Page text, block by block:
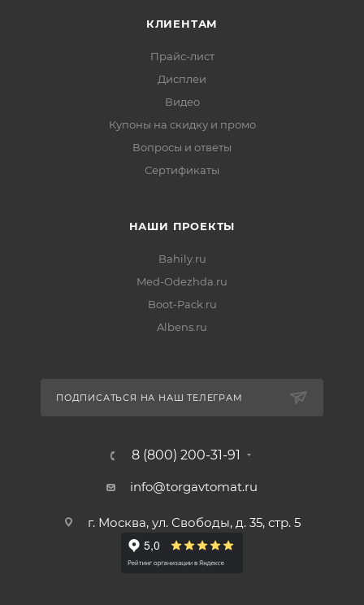
КЛИЕНТАМ
Прайс-лист
Дисплеи
Видео
Купоны на скидку и промо
Вопросы и ответы
Сертификаты
НАШИ ПРОЕКТЫ
Bahily.ru
Med-Odezhda.ru
Boot-Pack.ru
Albens.ru
ПОДПИСАТЬСЯ НА НАШ ТЕЛЕГРАМ
8 (800) 200-31-91
info@torgavtomat.ru
г. Москва, ул. Свободы, д. 35, стр. 5